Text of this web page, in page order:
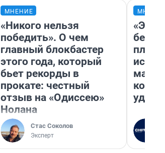
МНЕНИЕ
«Никого нельзя
победить». О чем
главный блокбастер
этого года, который
бьет рекорды в
прокате: честный
отзыв на «Одиссею»
Нолана
Стас Соколов
Эксперт
«Это